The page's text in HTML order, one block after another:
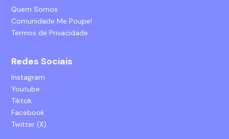
Quem Somos
Comunidade Me Poupe!
Termos de Privacidade
Redes Sociais
Instagram
Youtube
Tiktok
Facebook
Twitter (X)